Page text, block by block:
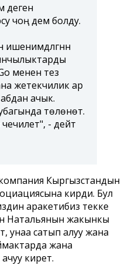
деген
чоң дем болду.
менен тез
жетекчилик ар
ачык.
төлөнөт.
- дейт
Кыргызстандын
кирди. Бул
аракетибиз текке
Натальянын жакынкы
унаа сатып алуу жана
жана
кирет.